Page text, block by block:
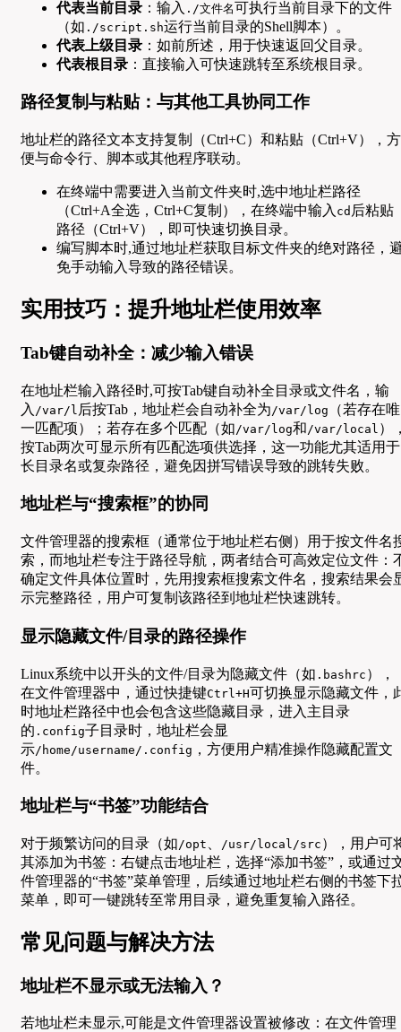
代表当前目录 ：输入 ./文件名可执行当前目录下的文件
（如 ./script.sh运行当前目录的Shell脚本）。
代表上级目录 ：如前所述，用于快速返回父目录。
代表根目录 ：直接输入可快速跳转至系统根目录。
路径复制与粘贴：与其他工具协同工作
地址栏的路径文本支持复制（Ctrl+C）和粘贴（Ctrl+V），方
便与命令行、脚本或其他程序联动。
在终端中需要进入当前文件夹时,选中地址栏路径
（Ctrl+A全选，Ctrl+C复制），在终端中输入 cd 后粘贴
路径（Ctrl+V），即可快速切换目录。
编写脚本时,通过地址栏获取目标文件夹的绝对路径，
免手动输入导致的路径错误。
实用技巧：提升地址栏使用效率
Tab键自动补全：减少输入错误
在地址栏输入路径时,可按Tab键自动补全目录或文件名，输
入 /var/l 后按Tab，地址栏会自动补全为 /var/log
（若存在唯
一匹配项）；若存在多个匹配（如 /var/log和 /var/local ）
按Tab两次可显示所有匹配选项供选择，这一功能尤其适用于
长目录名或复杂路径，避免因拼写错误导致的跳转失败。
地址栏与“搜索框”的协同
文件管理器的搜索框（通常位于地址栏右侧）用于按文件名
索，而地址栏专注于路径导航，两者结合可高效定位文件：
确定文件具体位置时，先用搜索框搜索文件名，搜索结果会
示完整路径，用户可复制该路径到地址栏快速跳转。
显示隐藏文件/目录的路径操作
Linux系统中以开头的文件/目录为隐藏文件（如 .bashrc ），
在文件管理器中，通过快捷键Ctrl+H可切换显示隐藏文件，
时地址栏路径中也会包含这些隐藏目录，进入主目录
的 .config子目录时，地址栏会显
示/home/username/.config ，方便用户精准操作隐藏配置文
件。
地址栏与“书签”功能结合
对于频繁访问的目录（如 /opt /usr/local/src ），用户可
其添加为书签：右键点击地址栏，选择“添加书签”，或通过
件管理器的“书签”菜单管理，后续通过地址栏右侧的书签下
菜单，即可一键跳转至常用目录，避免重复输入路径。
常见问题与解决方法
地址栏不显示或无法输入？
若地址栏未显示,可能是文件管理器设置被修改：在文件管理